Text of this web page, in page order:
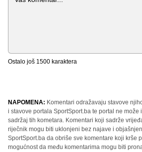
Ostalo još 1500 karaktera
NAPOMENA: Komentari odražavaju stavove
i stavove portala SportSport.ba te portal ne može
sadržaj tih kometara. Komentari koji sadrže
riječnik mogu biti uklonjeni bez najave i
SportSport.ba da obriše sve komentare koji krše
mogućnost da među komentarima mogu biti